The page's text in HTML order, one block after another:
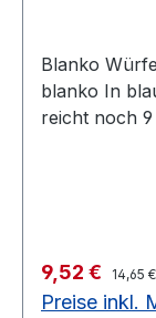
Blanko Würfel Größe 5 cm 4 Würfel, alle
blanko In blauer
reicht noch
9,52 € 14,65 €
Preise inkl.